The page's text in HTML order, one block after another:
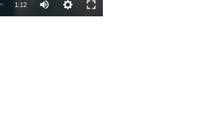
1:12